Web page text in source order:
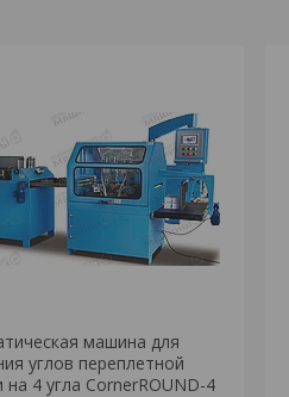
машина для
углов переплетной
на 4 угла CornerROUND-4